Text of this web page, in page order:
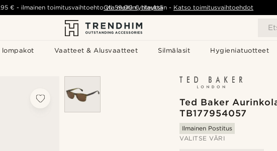
lompakot Vaatteet & Alusvaatteet Silmälasit Hygieniatuotteet
€ - ilmainen toimitusvaihtoehto yli 59,00 €tilauksiin - Katso toimitusvaihtoehdot
Ota meihin yhteyttä
Ted Baker
TB177954057
Ilmainen Postitus
VALITSE VÄRI